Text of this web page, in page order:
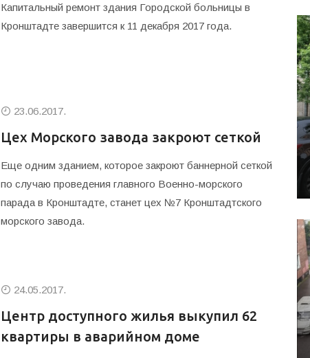
Капитальный ремонт здания Городской больницы в
Кронштадте завершится к 11 декабря 2017 года.
23.06.2017.
Цех Морского завода закроют сеткой
Еще одним зданием, которое закроют баннерной сеткой
по случаю проведения главного Военно-морского
парада в Кронштадте, станет цех №7 Кронштадтского
морского завода.
24.05.2017.
Центр доступного жилья выкупил 62
квартиры в аварийном доме